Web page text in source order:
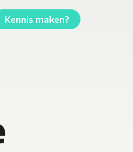
Kennis maken?